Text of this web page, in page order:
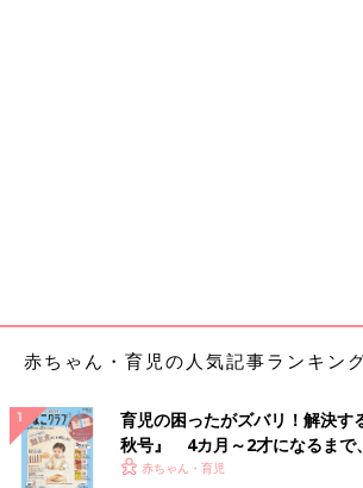
View this post on
赤ちゃん・育児の人気記事ランキン
育児の困ったがズバリ！解決す
秋号』 4カ月～2才になるまで
いっぱい！
赤ちゃん・育児